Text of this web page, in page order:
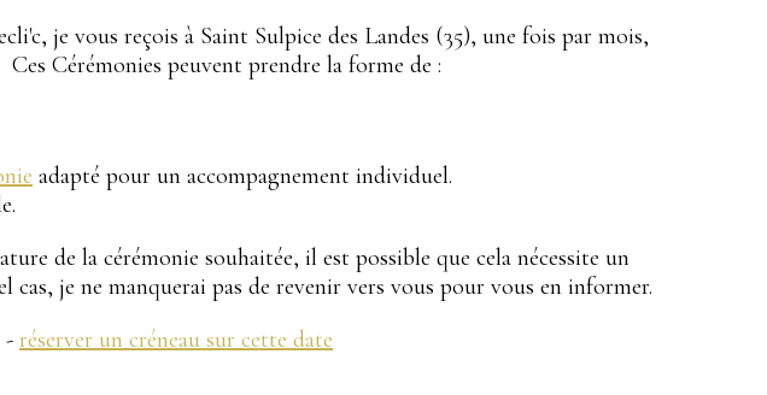
je vous reçois à Saint Sulpice des Landes (35), une fois par mois,
Ces Cérémonies peuvent prendre la forme de :
adapté pour un accompagnement individuel.
de la cérémonie souhaitée, il est possible que cela nécessite un
je ne manquerai pas de revenir vers vous pour vous en informer.
- réserver un créneau sur cette date